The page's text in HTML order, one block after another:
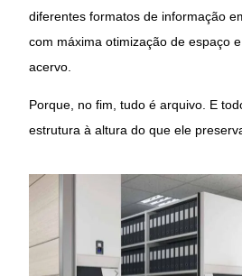
diferentes formatos de informação
com máxima otimização de espaço
acervo.
Porque, no fim, tudo é arquivo. E
estrutura à altura do que ele